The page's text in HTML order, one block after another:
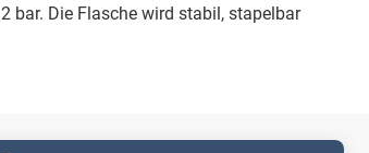
bar. Die Flasche wird stabil, stapelbar